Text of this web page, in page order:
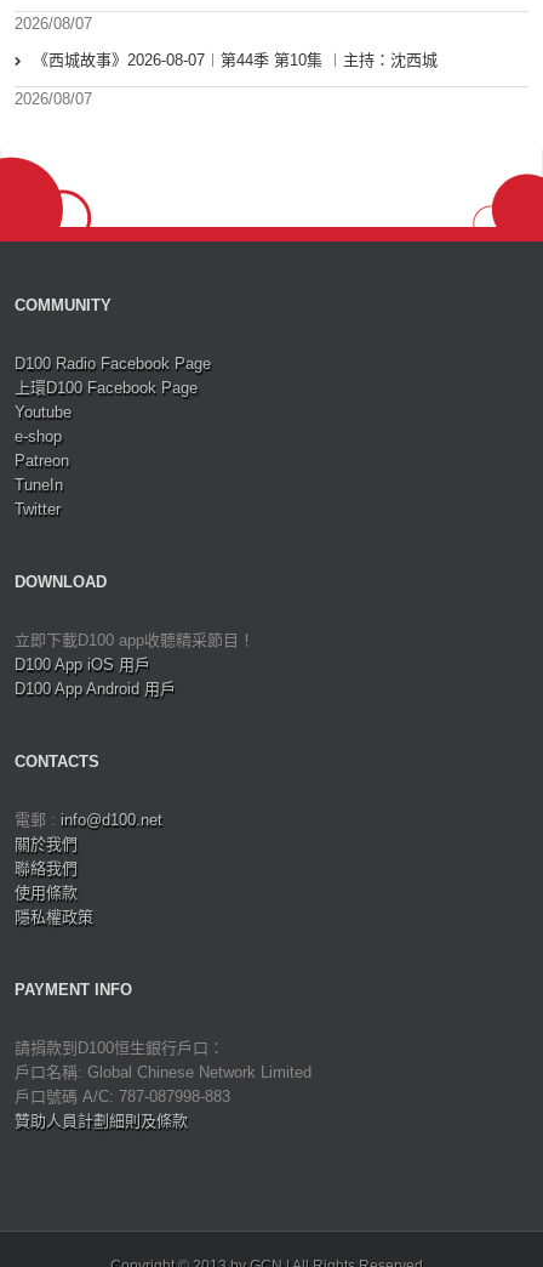
2026/08/07
《西城故事》2026-08-07︱第44季 第10集 ︱主持：沈西城
2026/08/07
COMMUNITY
D100 Radio Facebook Page
上環D100 Facebook Page
Youtube
e-shop
Patreon
TuneIn
Twitter
DOWNLOAD
立即下載D100 app收聽精采節目！
D100 App iOS 用戶
D100 App Android 用戶
CONTACTS
電郵 : info@d100.net
關於我們
聯絡我們
使用條款
隱私權政策
PAYMENT INFO
請捐款到D100恒生銀行戶口：
戶口名稱: Global Chinese Network Limited
戶口號碼 A/C: 787-087998-883
贊助人員計劃細則及條款